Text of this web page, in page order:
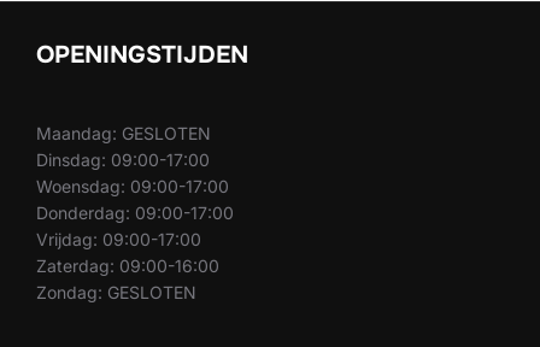
OPENINGSTIJDEN
Maandag: GESLOTEN
Dinsdag: 09:00-17:00
Woensdag: 09:00-17:00
Donderdag: 09:00-17:00
Vrijdag: 09:00-17:00
Zaterdag: 09:00-16:00
Zondag: GESLOTEN